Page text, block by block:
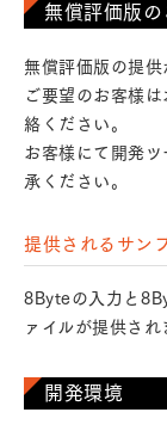
無償評価版の
無償評価版の提供
ご要望のお客様は
絡ください。
お客様にて開発
承ください。
提供されるサン
8Byteの入力と
ァイルが提供され
開発環境